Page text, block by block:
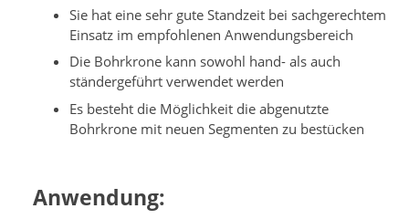
Sie hat eine sehr gute Standzeit bei sachgerechtem
Einsatz im empfohlenen Anwendungsbereich
Die Bohrkrone kann sowohl hand- als auch
ständergeführt verwendet werden
Es besteht die Möglichkeit die abgenutzte
Bohrkrone mit neuen Segmenten zu bestücken
Anwendung: